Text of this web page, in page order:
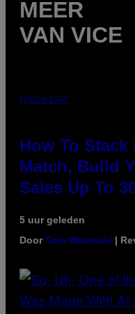
MEER
VAN VICE
FLESHLIGHT
How To Stack
Match, Build
Sales Up To
5 uur geleden
DoorSam Watanuki |